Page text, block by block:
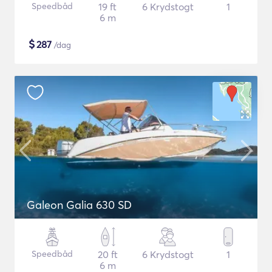
Speedbåd
19 ft
6 m
6 Krydstogt 1
$287 /dag
Galeon Galia 630 SD
Speedbåd
20 ft
6 m
6 Krydstogt 1